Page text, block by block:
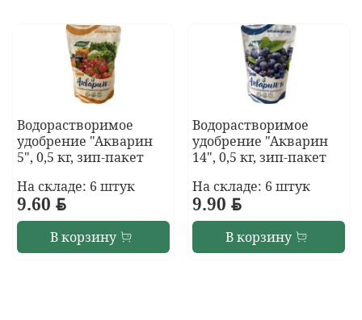
Водорастворимое
удобрение "Акварин
5", 0,5 кг, зип-пакет
На складе: 6 штук
9.60 BYN
В корзину
Водорастворимое
удобрение "Акварин
14", 0,5 кг, зип-пакет
На складе: 6 штук
9.90 BYN
В корзину